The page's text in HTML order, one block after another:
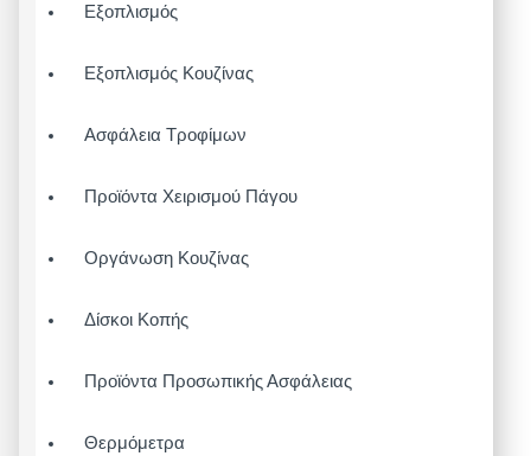
Εξοπλισμός
Εξοπλισμός Κουζίνας
Ασφάλεια Τροφίμων
Προϊόντα Χειρισμού Πάγου
Οργάνωση Κουζίνας
Δίσκοι Κοπής
Προϊόντα Προσωπικής Ασφάλειας
Θερμόμετρα